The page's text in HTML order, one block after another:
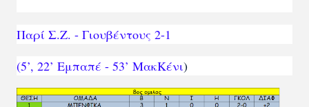
Παρί Σ.Ζ. - Γιουβέντους 2-1
(5’, 22’ Εμπαπέ - 53’ ΜακΚένι)